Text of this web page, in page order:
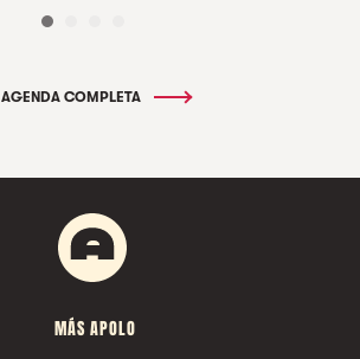
AGENDA COMPLETA
MÁS APOLO